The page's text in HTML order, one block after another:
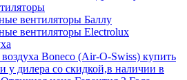
вентиляторы Баллу
вентиляторы Electrolux
Boneco (Air-O-Swiss) купить
у дилера со скидкой,в наличии в